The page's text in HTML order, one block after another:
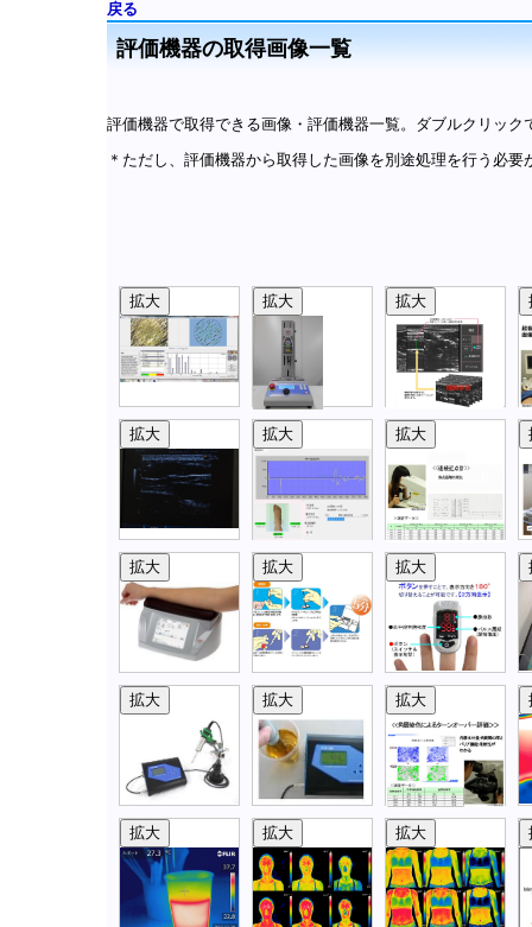
戻る
評価機器の取得画像一覧
評価機器で取得できる画像・評価機器一覧。ダブルクリック
＊ただし、評価機器から取得した画像を別途処理を行う必
拡大 拡大 拡大
拡大 拡大 拡大
拡大 拡大 拡大
拡大 拡大 拡大
拡大 拡大 拡大